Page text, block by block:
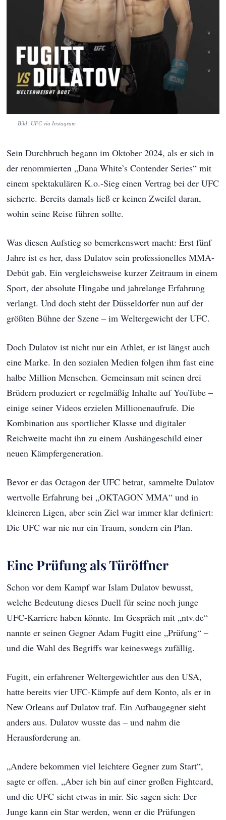
Bild: UFC via Instagram
Sein Durchbruch begann im Oktober 2024, als er sich in
der renommierten „Dana White’s Contender Series“ mit
einem spektakulären K.o.-Sieg einen Vertrag bei der UFC
sicherte. Bereits damals ließ er keinen Zweifel daran,
wohin seine Reise führen sollte.
Was diesen Aufstieg so bemerkenswert macht: Erst fünf
Jahre ist es her, dass Dulatov sein professionelles MMA-
Debüt gab. Ein vergleichsweise kurzer Zeitraum in einem
Sport, der absolute Hingabe und jahrelange Erfahrung
verlangt. Und doch steht der Düsseldorfer nun auf der
größten Bühne der Szene – im Weltergewicht der UFC.
Doch Dulatov ist nicht nur ein Athlet, er ist längst auch
eine Marke. In den sozialen Medien folgen ihm fast eine
halbe Million Menschen. Gemeinsam mit seinen drei
Brüdern produziert er regelmäßig Inhalte auf YouTube –
einige seiner Videos erzielen Millionenaufrufe. Die
Kombination aus sportlicher Klasse und digitaler
Reichweite macht ihn zu einem Aushängeschild einer
neuen Kämpfergeneration.
Bevor er das Octagon der UFC betrat, sammelte Dulatov
wertvolle Erfahrung bei „OKTAGON MMA“ und in
kleineren Ligen, aber sein Ziel war immer klar definiert:
Die UFC war nie nur ein Traum, sondern ein Plan.
Eine Prüfung als Türöffner
Schon vor dem Kampf war Islam Dulatov bewusst,
welche Bedeutung dieses Duell für seine noch junge
UFC-Karriere haben könnte. Im Gespräch mit „ntv.de“
nannte er seinen Gegner Adam Fugitt eine „Prüfung“ –
und die Wahl des Begriffs war keineswegs zufällig.
Fugitt, ein erfahrener Weltergewichtler aus den USA,
hatte bereits vier UFC-Kämpfe auf dem Konto, als er in
New Orleans auf Dulatov traf. Ein Aufbaugegner sieht
anders aus. Dulatov wusste das – und nahm die
Herausforderung an.
„Andere bekommen viel leichtere Gegner zum Start“,
sagte er offen. „Aber ich bin auf einer großen Fightcard,
und die UFC sieht etwas in mir. Sie sagen sich: Der
Junge kann ein Star werden, wenn er die Prüfungen